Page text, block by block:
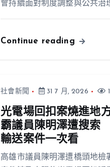
會持續面對制度調整與公共治
Continue reading
社會新聞 31 7 月, 2026
光電場回扣案燒進地
霸議員陳明澤遭搜索
輸送案件一次看
高雄市議員陳明澤遭橋頭地檢